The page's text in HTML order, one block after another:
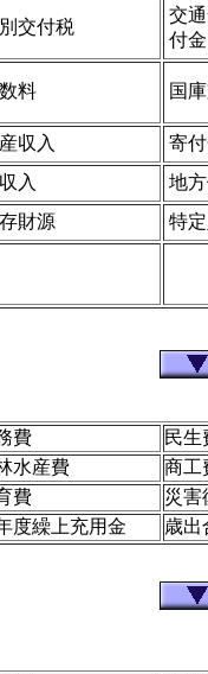
交付税
交
付金
料 国
収入
寄
入
地
財源
特
費
民生
水産費
商工
費
災害
度繰上充用金 歳出